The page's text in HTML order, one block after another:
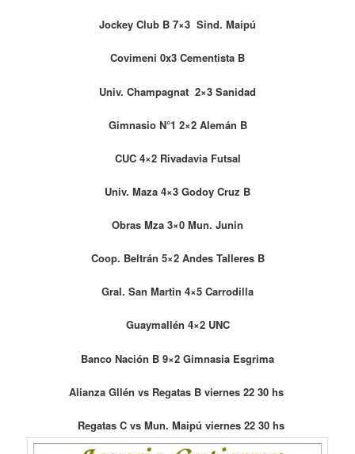
Jockey Club B 7×3 Sind. Maipú
Covimeni 0x3 Cementista B
Univ. Champagnat 2×3 Sanidad
Gimnasio N°1 2×2 Alemán B
CUC 4×2 Rivadavia Futsal
Univ. Maza 4×3 Godoy Cruz B
Obras Mza 3×0 Mun. Junin
Coop. Beltrán 5×2 Andes Talleres B
Gral. San Martin 4×5 Carrodilla
Guaymallén 4×2 UNC
Banco Nación B 9×2 Gimnasia Esgrima
Alianza Gllén vs Regatas B viernes 22 30 hs
Regatas C vs Mun. Maipú viernes 22 30 hs